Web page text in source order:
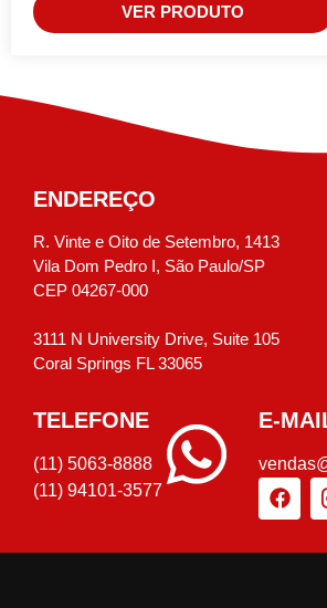
VER PRODUTO
ENDEREÇO
R. Vinte e Oito de Setembro, 1413
Vila Dom Pedro I, São Paulo/SP
CEP 04267-000
3111 N University Drive, Suite 105
Coral Springs FL 33065
TELEFONE
(11) 5063-8888
(11) 94101-3577
E-